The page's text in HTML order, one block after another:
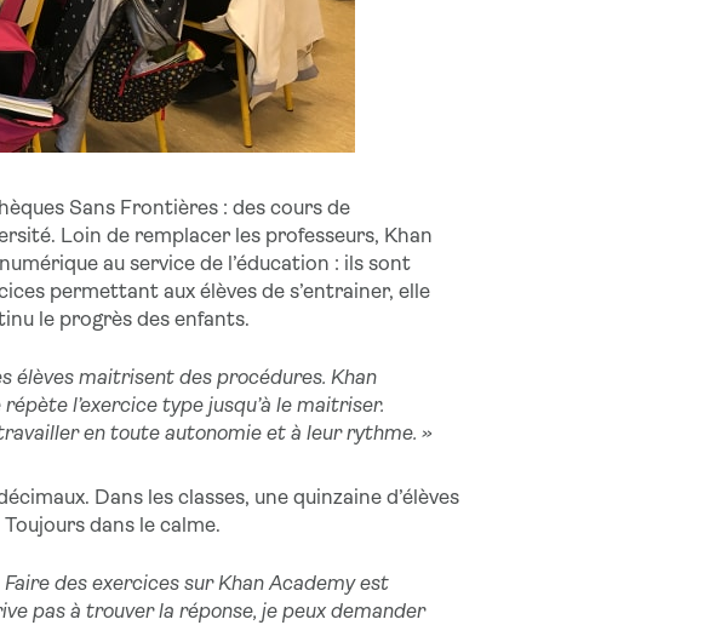
Sans Frontières : des cours de
Loin de remplacer les professeurs, Khan
au service de l’éducation : ils sont
permettant aux élèves de s’entrainer, elle
le progrès des enfants.
élèves maitrisent des procédures. Khan
l’exercice type jusqu’à le maitriser.
en toute autonomie et à leur rythme. »
Dans les classes, une quinzaine d’élèves
dans le calme.
des exercices sur Khan Academy est
pas à trouver la réponse, je peux demander